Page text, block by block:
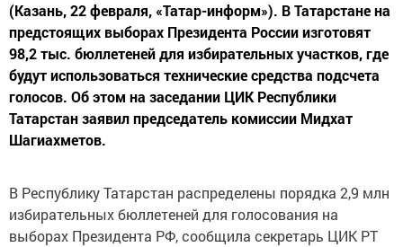
(Казань, 22 февраля, «Татар-информ»). В Татарстане на
предстоящих выборах Президента России изготовят
98,2 тыс. бюллетеней для избирательных участков, где
будут использоваться технические средства подсчета
голосов. Об этом на заседании ЦИК Республики
Татарстан заявил председатель комиссии Мидхат
Шагиахметов.
В Республику Татарстан распределены порядка 2,9 млн
избирательных бюллетеней для голосования на
выборах Президента РФ, сообщила секретарь ЦИК РТ